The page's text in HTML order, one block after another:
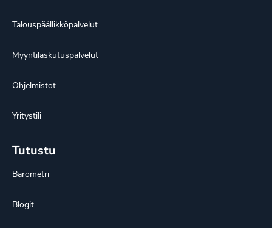
Talouspäällikköpalvelut
Myyntilaskutuspalvelut
Ohjelmistot
Yritystili
Tutustu
Barometri
Blogit